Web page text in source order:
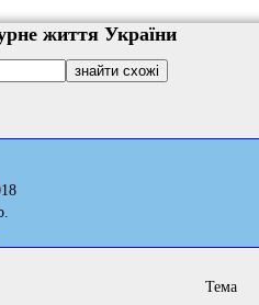
життя України
Тема